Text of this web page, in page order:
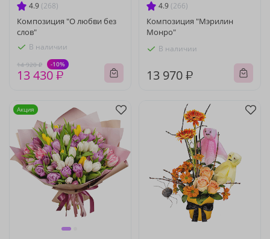
4.9 (268)
Композиция "О любви без
слов"
В наличии
14 920 ₽ -10%
13 430 ₽
4.9 (266)
Композиция "Мэрилин
Монро"
В наличии
13 970 ₽
Акция